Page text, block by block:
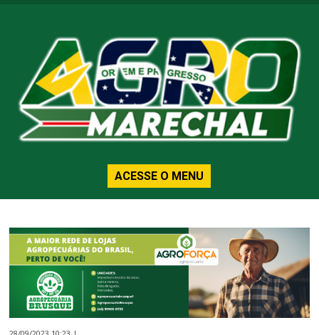
ACESSE O MENU